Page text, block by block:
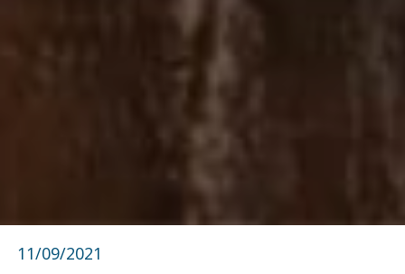
11/09/2021